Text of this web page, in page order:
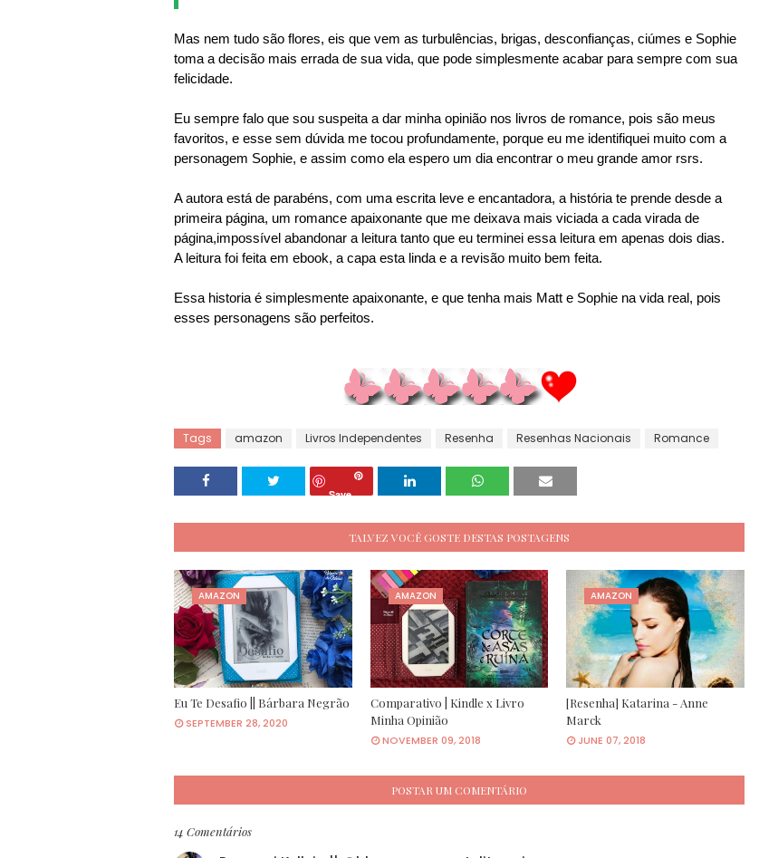
Mas nem tudo são flores, eis que vem as turbulências, brigas, desconfianças, ciúmes e Sophie
toma a decisão mais errada de sua vida, que pode simplesmente acabar para sempre com sua
felicidade.
Eu sempre falo que sou suspeita a dar minha opinião nos livros de romance, pois são meus
favoritos, e esse sem dúvida me tocou profundamente, porque eu me identifiquei muito com a
personagem Sophie, e assim como ela espero um dia encontrar o meu grande amor rsrs.
A autora está de parabéns, com uma escrita leve e encantadora, a história te prende desde a
primeira página, um romance apaixonante que me deixava mais viciada a cada virada de
página,impossível abandonar a leitura tanto que eu terminei essa leitura em apenas dois dias.
A leitura foi feita em ebook, a capa esta linda e a revisão muito bem feita.
Essa historia é simplesmente apaixonante, e que tenha mais Matt e Sophie na vida real, pois
esses personagens são perfeitos.
Tags amazon Livros Independentes Resenha Resenhas Nacionais Romance
Save
TALVEZ VOCÊ GOSTE DESTAS POSTAGENS
AMAZON
Eu Te Desafio || Bárbara Negrão
SEPTEMBER 28, 2020
AMAZON
Comparativo | Kindle x Livro
Minha Opinião
NOVEMBER 09, 2018
AMAZON
[Resenha] Katarina - Anne
Marck
JUNE 07, 2018
POSTAR UM COMENTÁRIO
14 Comentários